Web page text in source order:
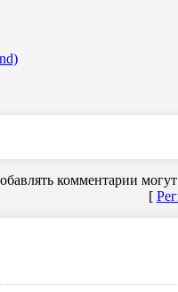
комментарии
[